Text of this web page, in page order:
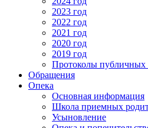
2023 год
2022 год
2021 год
2020 год
2019 год
Протоколы публичных
Обращения
Опека
Основная информация
Школа приемных
Усыновление